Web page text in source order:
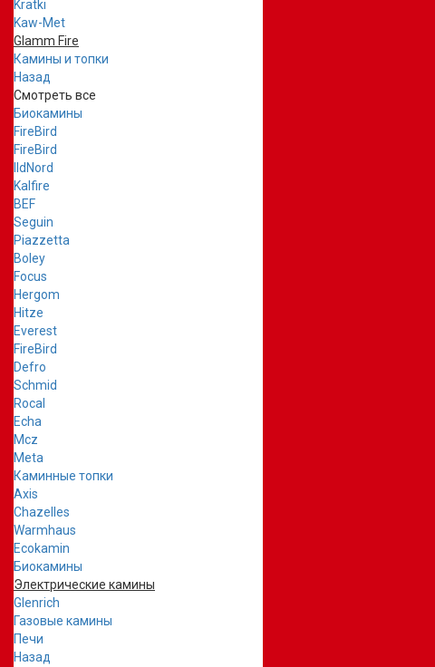
Kratki
Kaw-Met
Glamm Fire
Камины и топки
Назад
Смотреть все
Биокамины
FireBird
FireBird
IldNord
Kalfire
BEF
Seguin
Piazzetta
Boley
Focus
Hergom
Hitze
Everest
FireBird
Defro
Schmid
Rocal
Echa
Mcz
Meta
Каминные топки
Axis
Chazelles
Warmhaus
Ecokamin
Биокамины
Электрические камины
Glenrich
Газовые камины
Печи
Назад